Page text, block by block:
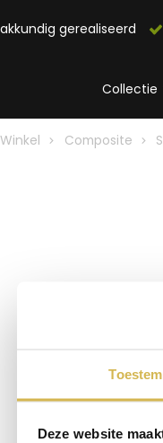
Deze website
gerealiseerd
Collectie
Winkel Composite